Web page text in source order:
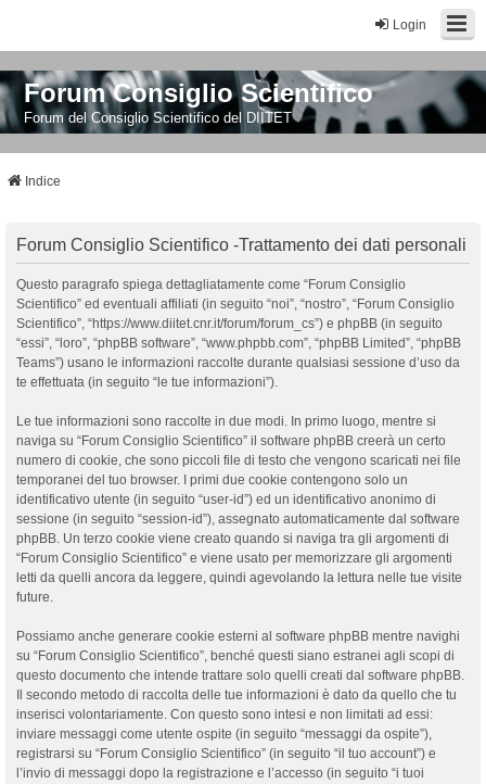
Login
Forum Consiglio Scientifico
Forum del Consiglio Scientifico del DIITET
Indice
Forum Consiglio Scientifico -Trattamento dei dati personali
Questo paragrafo spiega dettagliatamente come “Forum Consiglio
Scientifico” ed eventuali affiliati (in seguito “noi”, “nostro”, “Forum Consiglio
Scientifico”, “https://www.diitet.cnr.it/forum/forum_cs”) e phpBB (in seguito
“essi”, “loro”, “phpBB software”, “www.phpbb.com”, “phpBB Limited”, “phpBB
Teams”) usano le informazioni raccolte durante qualsiasi sessione d’uso da
te effettuata (in seguito “le tue informazioni”).
Le tue informazioni sono raccolte in due modi. In primo luogo, mentre si
naviga su “Forum Consiglio Scientifico” il software phpBB creerà un certo
numero di cookie, che sono piccoli file di testo che vengono scaricati nei file
temporanei del tuo browser. I primi due cookie contengono solo un
identificativo utente (in seguito “user-id”) ed un identificativo anonimo di
sessione (in seguito “session-id”), assegnato automaticamente dal software
phpBB. Un terzo cookie viene creato quando si naviga tra gli argomenti di
“Forum Consiglio Scientifico” e viene usato per memorizzare gli argomenti
letti da quelli ancora da leggere, quindi agevolando la lettura nelle tue visite
future.
Possiamo anche generare cookie esterni al software phpBB mentre navighi
su “Forum Consiglio Scientifico”, benché questi siano estranei agli scopi di
questo documento che intende trattare solo quelli creati dal software phpBB.
Il secondo metodo di raccolta delle tue informazioni è dato da quello che tu
inserisci volontariamente. Con questo sono intesi e non limitati ad essi:
inviare messaggi come utente ospite (in seguito “messaggi da ospite”),
registrarsi su “Forum Consiglio Scientifico” (in seguito “il tuo account”) e
l’invio di messaggi dopo la registrazione e l’accesso (in seguito “i tuoi